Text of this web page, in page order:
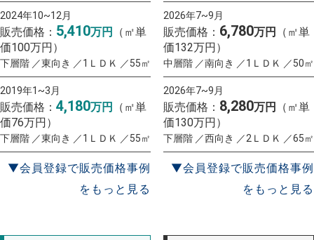
2024年10~12月
販売価格： 5,410万円
（㎡単
価100万円）
下層階 ／東向き ／1ＬＤＫ ／55㎡
2019年1~3月
販売価格： 4,180万円
（㎡単
価76万円）
下層階 ／東向き ／1ＬＤＫ ／55㎡
▼会員登録で販売価格事例
をもっと見る
2026年7~9月
販売価格： 6,780万円
（㎡単
価132万円）
中層階 ／南向き ／1ＬＤＫ ／50㎡
2026年7~9月
販売価格： 8,280万円
（㎡単
価130万円）
下層階 ／西向き ／2ＬＤＫ ／65㎡
▼会員登録で販売価格事例
をもっと見る